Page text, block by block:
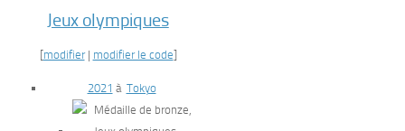
Jeux olympiques
[modifier| modifier le code]
2021 à Tokyo